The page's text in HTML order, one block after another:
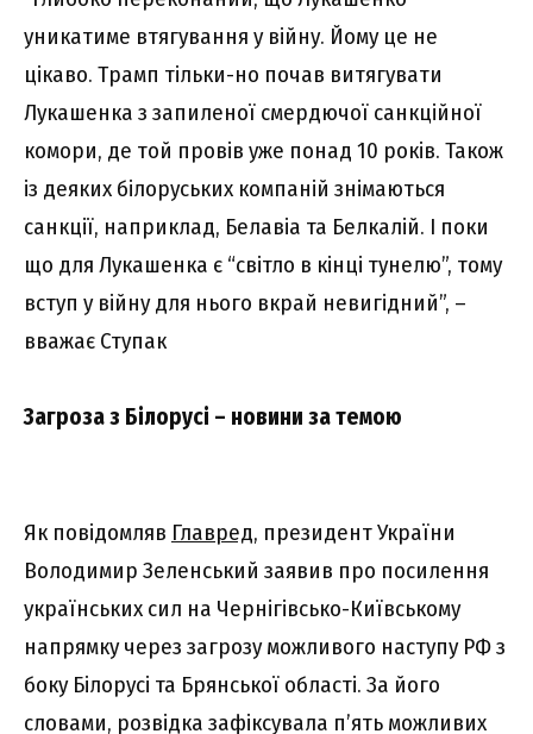
уникатиме втягування у війну. Йому це не
цікаво. Трамп тільки-но почав витягувати
Лукашенка з запиленої смердючої санкційної
комори, де той провів уже понад 10 років. Також
із деяких білоруських компаній знімаються
санкції, наприклад, Белавіа та Белкалій. І поки
що для Лукашенка є “світло в кінці тунелю”, тому
вступ у війну для нього вкрай невигідний”, –
вважає Ступак
Загроза з Білорусі – новини за темою
Як повідомляв Главред, президент України
Володимир Зеленський заявив про посилення
українських сил на Чернігівсько-Київському
напрямку через загрозу можливого наступу РФ з
боку Білорусі та Брянської області. За його
словами, розвідка зафіксувала п’ять можливих